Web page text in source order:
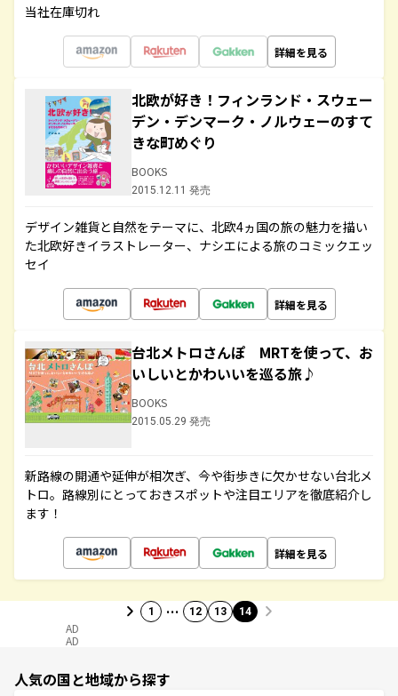
当社在庫切れ
詳細を見る
北欧が好き！フィンランド・スウェー
デン・デンマーク・ノルウェーのすて
きな町めぐり
BOOKS
2015.12.11 発売
デザイン雑貨と自然をテーマに、北欧4ヵ国の旅の魅力を描い
た北欧好きイラストレーター、ナシエによる旅のコミックエッ
セイ
詳細を見る
台北メトロさんぽ MRTを使って、お
いしいとかわいいを巡る旅♪
BOOKS
2015.05.29 発売
新路線の開通や延伸が相次ぎ、今や街歩きに欠かせない台北メ
トロ。路線別にとっておきスポットや注目エリアを徹底紹介し
ます！
詳細を見る
1 … 12 13 14
AD
AD
人気の国と地域から探す